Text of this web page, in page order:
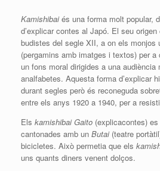
Kamishibaiés una forma molt popular,
d’explicar contes al Japó. El seu
budistes del segle XII, a on els monjos
(pergamins amb imatges i textos) per
un fons moral dirigides a una audiència
analfabetes. Aquesta forma d’explicar
durant segles però és reconeguda
entre els anys 1920 a 1940, per a
Els kamishibai Gaito (explicacontes) es
cantonades amb un Butai(teatre
bicicletes. Això permetia que els
uns quants diners venent dolços.